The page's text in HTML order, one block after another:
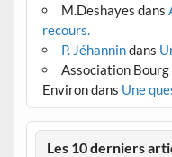
M.Deshayes dans
recours.
P. Jéhannindans
Association Bourg
Environdans Une
Les 10 derniers